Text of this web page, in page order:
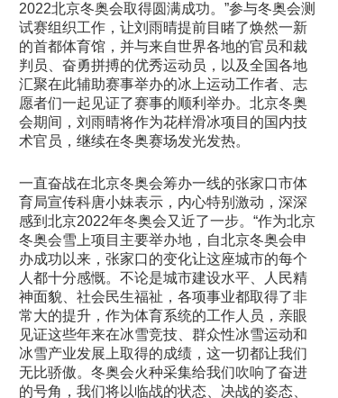
2022北京冬奥会取得圆满成功。”参与冬奥会测
试赛组织工作，让刘雨晴提前目睹了焕然一新
的首都体育馆，并与来自世界各地的官员和裁
判员、奋勇拼搏的优秀运动员，以及全国各地
汇聚在此辅助赛事举办的冰上运动工作者、志
愿者们一起见证了赛事的顺利举办。北京冬奥
会期间，刘雨晴将作为花样滑冰项目的国内技
术官员，继续在冬奥赛场发光发热。
一直奋战在北京冬奥会筹办一线的张家口市体
育局宣传科唐小妹表示，内心特别激动，深深
感到北京2022年冬奥会又近了一步。“作为北京
冬奥会雪上项目主要举办地，自北京冬奥会申
办成功以来，张家口的变化让这座城市的每个
人都十分感慨。不论是城市建设水平、人民精
神面貌、社会民生福祉，各项事业都取得了非
常大的提升，作为体育系统的工作人员，亲眼
见证这些年来在冰雪竞技、群众性冰雪运动和
冰雪产业发展上取得的成绩，这一切都让我们
无比骄傲。冬奥会火种采集给我们吹响了奋进
的号角，我们将以临战的状态、决战的姿态、